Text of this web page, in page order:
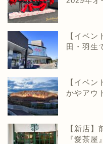
【イベ
田・羽生
【イベ
かやアウ
【新店
『愛茶屋